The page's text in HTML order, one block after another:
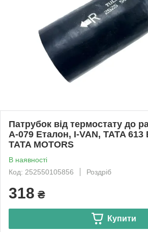
Патрубок від термостату до
А-079 Еталон, I-VAN, TATA 613
TATA MOTORS
В наявності
Код: 252550105856
Роздріб
318 ₴
Купити